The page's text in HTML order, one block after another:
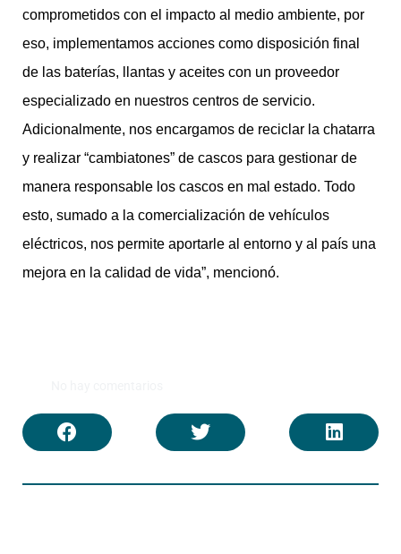
comprometidos con el impacto al medio ambiente, por
eso, implementamos acciones como disposición final
de las baterías, llantas y aceites con un proveedor
especializado en nuestros centros de servicio.
Adicionalmente, nos encargamos de reciclar la chatarra
y realizar “cambiatones” de cascos para gestionar de
manera responsable los cascos en mal estado. Todo
esto, sumado a la comercialización de vehículos
eléctricos, nos permite aportarle al entorno y al país una
mejora en la calidad de vida”, mencionó.